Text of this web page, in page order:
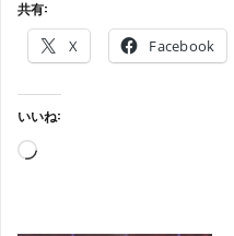
共有:
X Facebook
いいね:
読